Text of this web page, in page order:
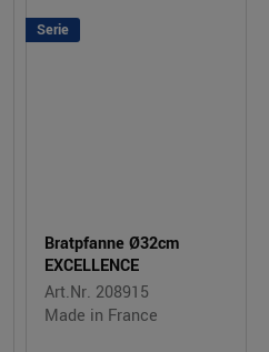
Serie
Bratpfanne Ø32cm
EXCELLENCE
Art.Nr. 208915
Made in France